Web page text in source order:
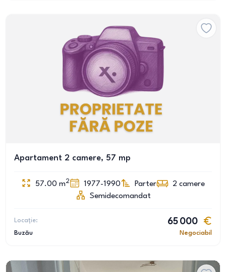
Apartament 2 camere, 57 mp
57.00 m2 1977-1990 Parter 2 camere
Semidecomandat
Locație:
Buzău
65 000
Negociabil